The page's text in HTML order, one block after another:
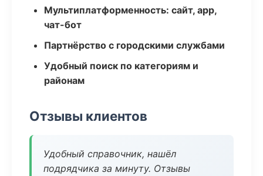
Мультиплатформенность: сайт, app,
чат-бот
Партнёрство с городскими службами
Удобный поиск по категориям и
районам
Отзывы клиентов
Удобный справочник, нашёл
подрядчика за минуту. Отзывы